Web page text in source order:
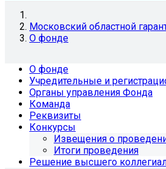
Московский областной
О фонде
О фонде
Учредительные и
Органы управления Фонда
Команда
Реквизиты
Конкурсы
Извещения о
Итоги проведения
Решение высшего